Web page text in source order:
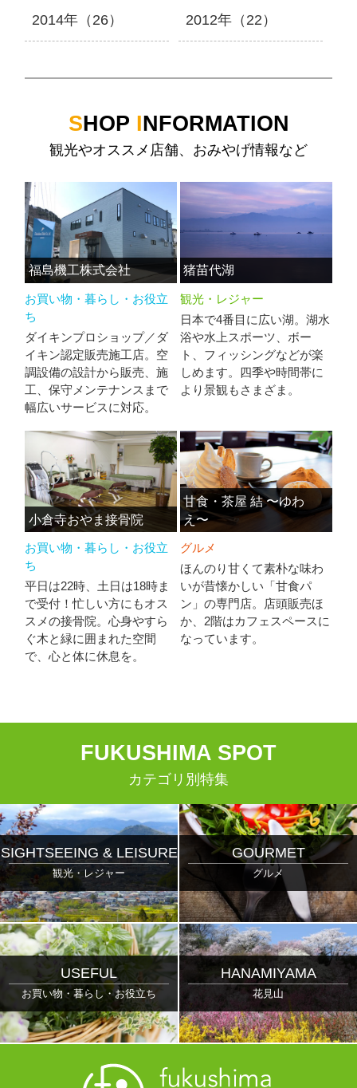
2014年（26） 2012年（22）
SHOP INFORMATION
観光やオススメ店舗、おみやげ情報など
福島機工株式会社
お買い物・暮らし・お役立
ち
ダイキンプロショップ／ダ
イキン認定販売施工店。空
調設備の設計から販売、施
工、保守メンテナンスまで
幅広いサービスに対応。
猪苗代湖
観光・レジャー
日本で4番目に広い湖。湖水
浴や水上スポーツ、ボー
ト、フィッシングなどが楽
しめます。四季や時間帯に
より景観もさまざま。
小倉寺おやま接骨院
お買い物・暮らし・お役立
ち
平日は22時、土日は18時ま
で受付！忙しい方にもオス
スメの接骨院。心身やすら
ぐ木と緑に囲まれた空間
で、心と体に休息を。
甘食・茶屋 結 〜ゆわ
え〜
グルメ
ほんのり甘くて素朴な味わ
いが昔懐かしい「甘食パ
ン」の専門店。店頭販売ほ
か、2階はカフェスペースに
なっています。
FUKUSHIMA SPOT
カテゴリ別特集
SIGHTSEEING & LEISURE
観光・レジャー
GOURMET
グルメ
USEFUL
お買い物・暮らし・お役立ち
HANAMIYAMA
花見山